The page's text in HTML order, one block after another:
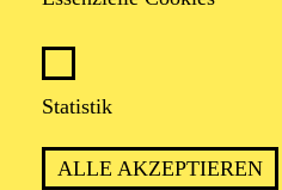
Statistik
ALLE AKZEPTIEREN
unterschiedlichen Alters